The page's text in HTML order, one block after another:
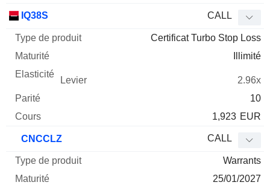
IQ38S CALL
Certificat Turbo Stop Loss
Illimité
2.96x
10
1,923 EUR
CNCCLZ CALL
Warrants
25/01/2027